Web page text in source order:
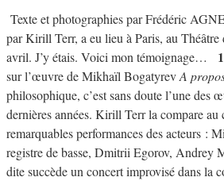
Texte et photographies par Frédéric
par Kirill Terr, a eu lieu à Paris, au
avril. J’y étais. Voici mon témoignage…
sur l’œuvre de Mikhaïl BogatyrevA
philosophique, c’est sans doute l’une des
dernières années. Kirill Terr la compare au
remarquables performances des acteurs :
registre de basse, Dmitrii Egorov,
dite succède un concert improvisé dans la